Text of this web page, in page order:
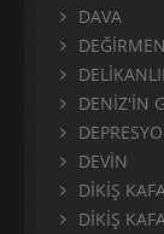
DAVA
DEĞİRMEN
DENİZ'İN
DEVİN
DİKİŞ
DİKİŞ